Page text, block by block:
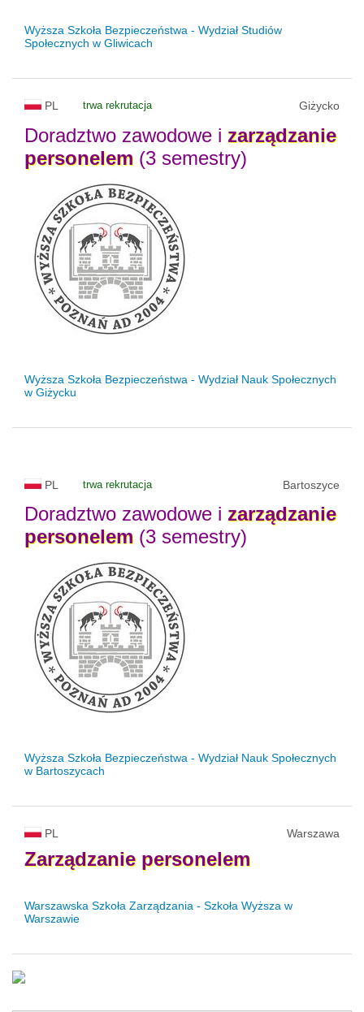
Wyższa Szkoła Bezpieczeństwa - Wydział Studiów
Społecznych w Gliwicach
PL trwa rekrutacja Giżycko
Doradztwo zawodowe i zarządzanie
personelem (3 semestry)
Wyższa Szkoła Bezpieczeństwa - Wydział Nauk Społecznych
w Giżycku
PL trwa rekrutacja Bartoszyce
Doradztwo zawodowe i zarządzanie
personelem (3 semestry)
Wyższa Szkoła Bezpieczeństwa - Wydział Nauk Społecznych
w Bartoszycach
PL Warszawa
Zarządzanie personelem
Warszawska Szkoła Zarządzania - Szkoła Wyższa w
Warszawie